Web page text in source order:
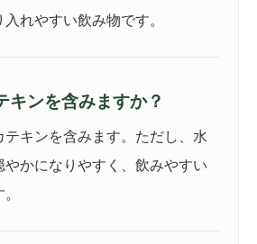
れやすい飲み物です。
キンを含みますか？
テキンを含みます。ただし、水
やかになりやすく、飲みやすい